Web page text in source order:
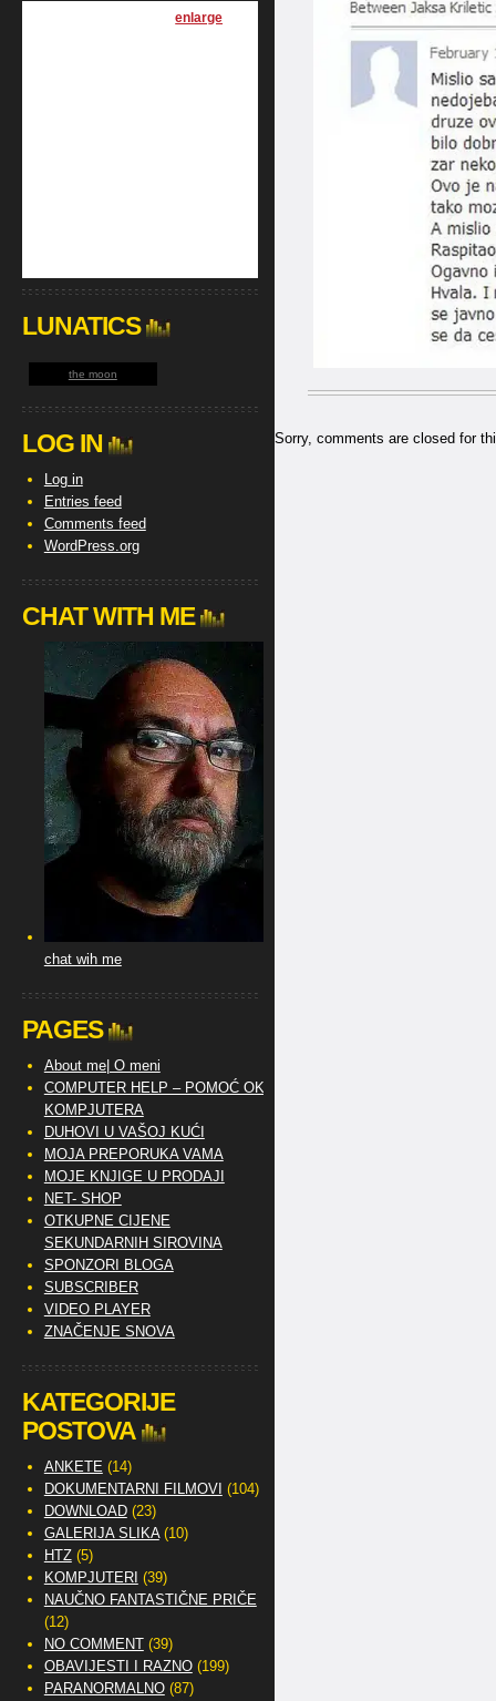
Sorry, comments are closed for
[enlarge
LUNATICS
the moon
LOG IN
Log in
Entries feed
Comments feed
WordPress.org
CHAT WITH ME
chat wih me
PAGES
About me| O meni
COMPUTER HELP – POMOĆ OKO
KOMPJUTERA
DUHOVI U VAŠOJ KUĆI
MOJA PREPORUKA VAMA
MOJE KNJIGE U PRODAJI
NET- SHOP
OTKUPNE CIJENE
SEKUNDARNIH SIROVINA
SPONZORI BLOGA
SUBSCRIBER
VIDEO PLAYER
ZNAČENJE SNOVA
KATEGORIJE
POSTOVA
ANKETE (14)
DOKUMENTARNI FILMOVI (104)
DOWNLOAD(23)
GALERIJA SLIKA(10)
HTZ(5)
KOMPJUTERI (39)
NAUČNO FANTASTIČNE PRIČE
(12)
NO COMMENT(39)
OBAVIJESTI I RAZNO(199)
PARANORMALNO(87)